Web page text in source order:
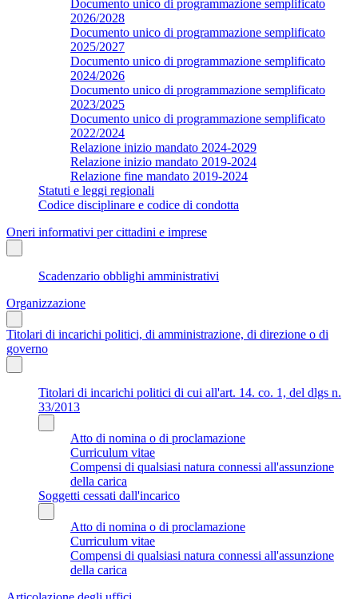
Documento unico di programmazione semplificato
2026/2028
Documento unico di programmazione semplificato
2025/2027
Documento unico di programmazione semplificato
2024/2026
Documento unico di programmazione semplificato
2023/2025
Documento unico di programmazione semplificato
2022/2024
Relazione inizio mandato 2024-2029
Relazione inizio mandato 2019-2024
Relazione fine mandato 2019-2024
Statuti e leggi regionali
Codice disciplinare e codice di condotta
Oneri informativi per cittadini e imprese
Scadenzario obblighi amministrativi
Organizzazione
Titolari di incarichi politici, di amministrazione, di direzione o di
governo
Titolari di incarichi politici di cui all'art. 14. co. 1, del dlgs n.
33/2013
Atto di nomina o di proclamazione
Curriculum vitae
Compensi di qualsiasi natura connessi all'assunzione
della carica
Soggetti cessati dall'incarico
Atto di nomina o di proclamazione
Curriculum vitae
Compensi di qualsiasi natura connessi all'assunzione
della carica